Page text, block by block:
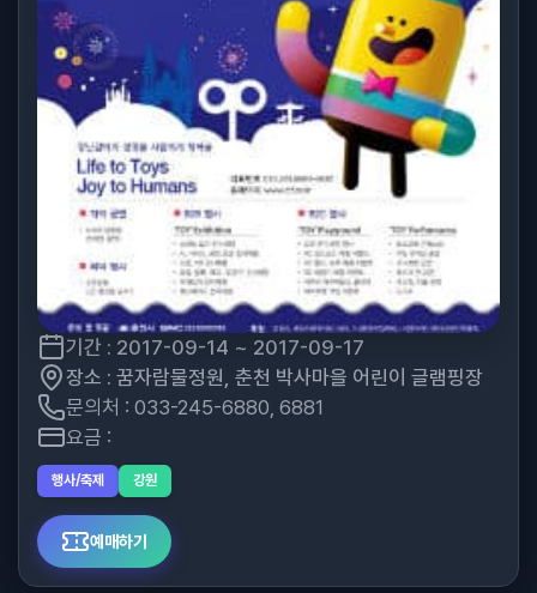
기간 : 2017-09-14 ~ 2017-09-17
장소 : 꿈자람물정원, 춘천 박사마을 어린이 글램핑장
문의처 : 033-245-6880, 6881
요금 :
행사/축제 강원
예매하기